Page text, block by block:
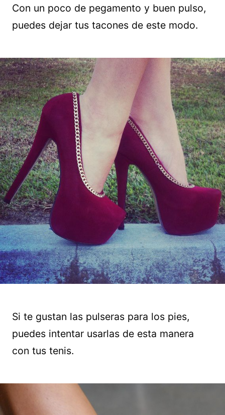
Con un poco de pegamento y buen pulso,
puedes dejar tus tacones de este modo.
Si te gustan las pulseras para los pies,
puedes intentar usarlas de esta manera
con tus tenis.